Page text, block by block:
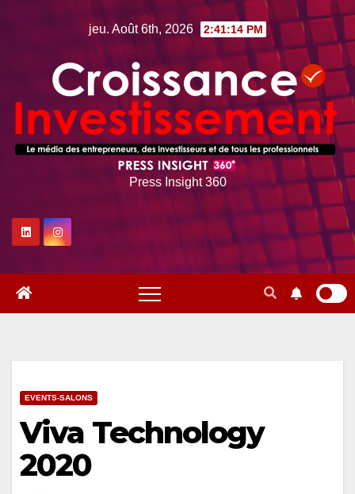
jeu. Août 6th, 2026 2:41:15 PM
Press Insight 360
EVENTS-SALONS
Viva Technology
2020